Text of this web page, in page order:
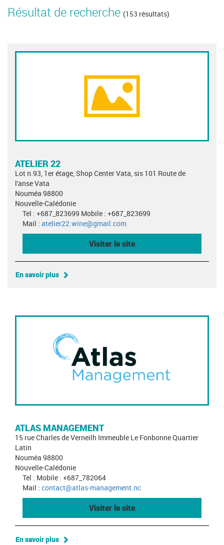
Résultat de recherche (153 résultats)
ATELIER 22
Lot n.93, 1er étage, Shop Center Vata, sis 101 Route de
l'anse Vata
Nouméa 98800
Nouvelle-Calédonie
Tel : +687_823699 Mobile : +687_823699
Mail : atelier22.wine@gmail.com
Visiter le site
En savoir plus
ATLAS MANAGEMENT
15 rue Charles de Verneilh Immeuble Le Fonbonne Quartier
Latin
Nouméa 98800
Nouvelle-Calédonie
Tel : Mobile : +687_782064
Mail : contact@atlas-management.nc
Visiter le site
En savoir plus